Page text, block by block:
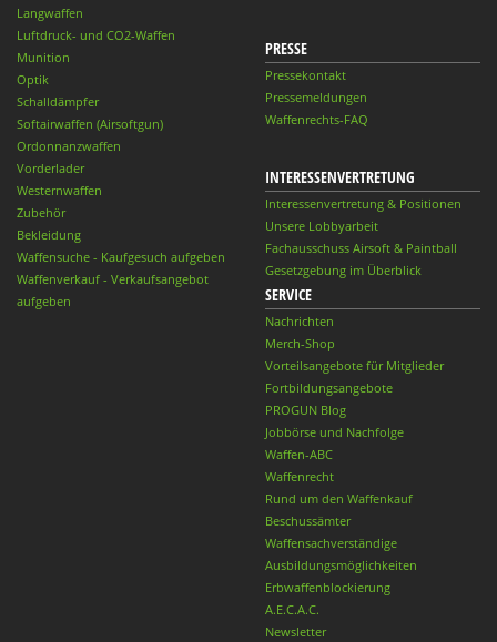
Langwaffen
Luftdruck- und CO2-Waffen
Munition
Optik
Schalldämpfer
Softairwaffen (Airsoftgun)
Ordonnanzwaffen
Vorderlader
Westernwaffen
Zubehör
Bekleidung
Waffensuche - Kaufgesuch aufgeben
Waffenverkauf - Verkaufsangebot
aufgeben
PRESSE
Pressekontakt
Pressemeldungen
Waffenrechts-FAQ
INTERESSENVERTRETUNG
Interessenvertretung & Positionen
Unsere Lobbyarbeit
Fachausschuss Airsoft & Paintball
Gesetzgebung im Überblick
SERVICE
Nachrichten
Merch-Shop
Vorteilsangebote für Mitglieder
Fortbildungsangebote
PROGUN Blog
Jobbörse und Nachfolge
Waffen-ABC
Waffenrecht
Rund um den Waffenkauf
Beschussämter
Waffensachverständige
Ausbildungsmöglichkeiten
Erbwaffenblockierung
A.E.C.A.C.
Newsletter